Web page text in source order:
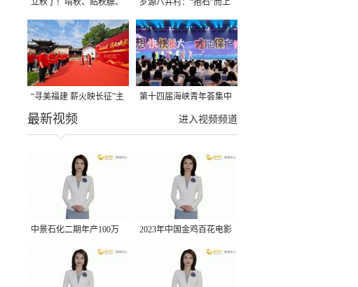
立秋了！啃秋、贴秋膘、
晒秋，福建人这样过才够
味→
罗源八井村：“抱石”而上
“寻美福建 薪火映长征”主
题活动在龙岩长汀启动
第十四届海峡青年荟集中
阶段活动在福州举行
进入视频频道
最新视频
中景石化二期年产100万
吨丙烷脱氢项目建成中交
2023年中国金鸡百花电影
节有福电影巡展31日启动